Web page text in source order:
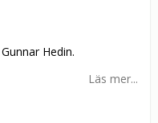
Hedin.
Läs mer...